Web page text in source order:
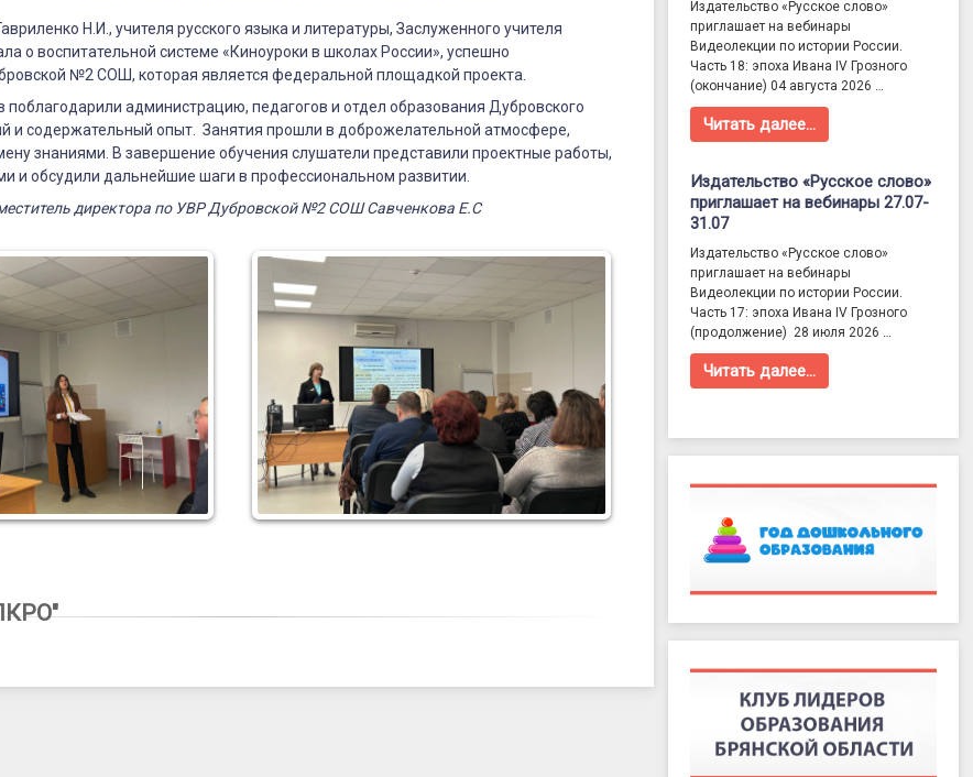
Н.И., учителя русского языка и литературы, Заслуженного учителя
о воспитательной системе «Киноуроки в школах России», успешно
№2 СОШ, которая является федеральной площадкой проекта.
поблагодарили администрацию, педагогов и отдел образования Дубровского
и содержательный опыт. Занятия прошли в доброжелательной атмосфере,
знаниями. В завершение обучения слушатели представили проектные работы,
и обсудили дальнейшие шаги в профессиональном развитии.
директора по УВР Дубровской №2 СОШ Савченкова Е.С
Издательство «Русское слово»
приглашает на вебинары
Видеолекции по истории России.
Часть 18: эпоха Ивана IV Грозного
(окончание) 04 августа 2026 …
Читать далее…
Издательство «Русское слово»
приглашает на вебинары 27.07-
31.07
Издательство «Русское слово»
приглашает на вебинары
Видеолекции по истории России.
Часть 17: эпоха Ивана IV Грозного
(продолжение) 28 июля 2026 …
Читать далее…